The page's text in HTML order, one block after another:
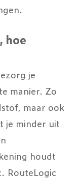
hoe
je
manier. Zo
maar ook
je minder uit
houdt
RouteLogic